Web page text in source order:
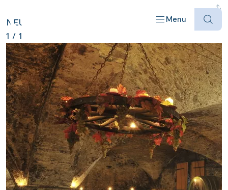
Menu
Offres
Destinations
Bateaux
NEU
1 / 1